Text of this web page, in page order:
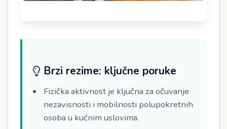
Brzi rezime: ključne poruke
Fizička aktivnost je ključna za očuvanje
nezavisnosti i mobilnosti polupokretnih
osoba u kućnim uslovima.